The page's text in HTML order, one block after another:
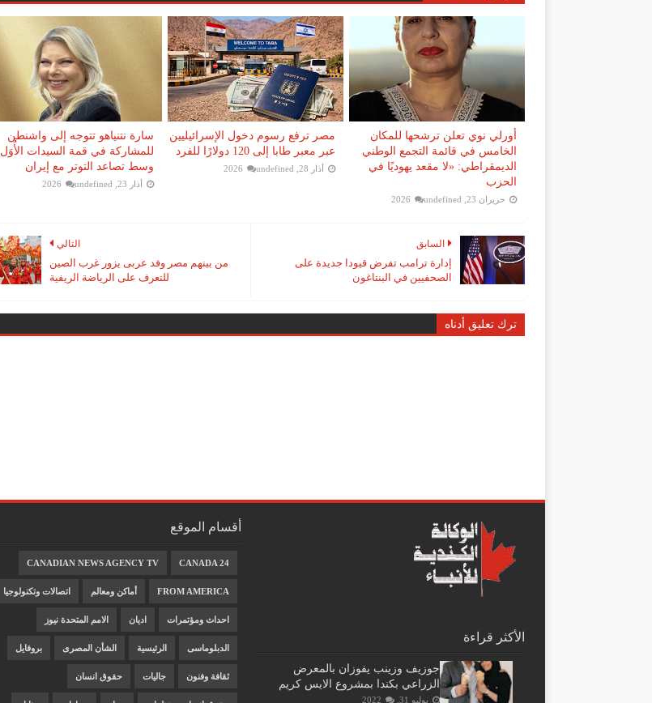
أورلي نوي تعلن ترشحها للمكان
الخامس في قائمة التجمع الوطني
الديمقراطي: «لا مقعد يهوديًا في
الحزب
حزيران 23, 2026 undefined
مصر ترفع رسوم دخول الإسرائيليين
عبر معبر طابا إلى 120 دولارًا للفرد
أذار 28, 2026 undefined
سارة نتنياهو تتوجه إلى واشنطن
للمشاركة في قمة السيدات الأُوَل
وسط تصاعد التوتر مع إيران
أذار 23, 2026 undefined
التالي
من بينهم مصر وفد عربى يزور غرب الصين
للتعرف على الرياضة الريفية
السابق
إدارة ترامب تفرض قيودا جديدة على
الصحفيين في البنتاغون
ترك تعليق أدناه
الأكثر قراءة
جوزيف وزينب يفوزان بالمعرض
الزراعي بكندا بمشروع الايس كريم
يوليو 31, 2022
أقسام الموقع
CANADA 24
CANADIAN NEWS AGENCY TV
FROM AMERICA أماكن ومعالم اتصالات وتكنولوجيا
احداث ومؤتمرات اديان الامم المتحدة نيوز
الدبلوماسى الرئيسية الشأن المصرى بروفايل
ثقافة وفنون جاليات حقوق انسان